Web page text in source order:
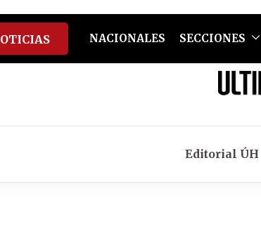
NACIONALES SECCIONES
Editorial ÚH